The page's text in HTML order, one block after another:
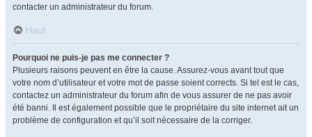
contacter un administrateur du forum.
Haut
Pourquoi ne puis-je pas me connecter ?
Plusieurs raisons peuvent en être la cause. Assurez-vous avant tout que
votre nom d’utilisateur et votre mot de passe soient corrects. Si tel est le cas,
contactez un administrateur du forum afin de vous assurer de ne pas avoir
été banni. Il est également possible que le propriétaire du site internet ait un
problème de configuration et qu’il soit nécessaire de la corriger.